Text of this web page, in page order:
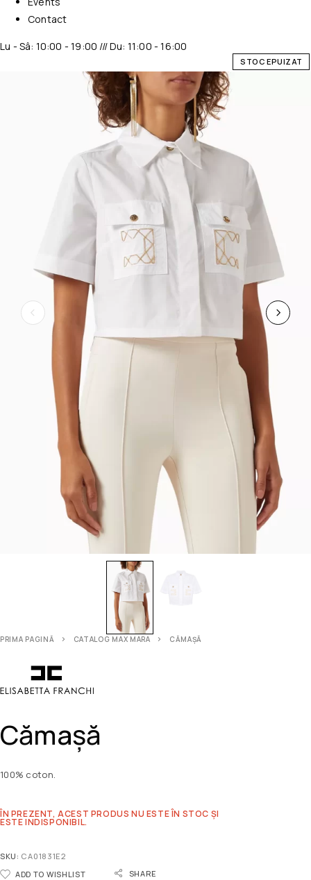
Contact
Lu - Sâ: 10:00 - 19:00 /// Du: 11:00 - 16:00
STOC EPUIZAT
PRIMA PAGINĂ CATALOG MAX MARA CĂMAȘĂ
Cămașă
100% coton.
ÎN PREZENT, ACEST PRODUS NU ESTE ÎN STOC ȘI
ESTE INDISPONIBIL.
SKU: CA01831E2
ADD TO WISHLIST
SHARE